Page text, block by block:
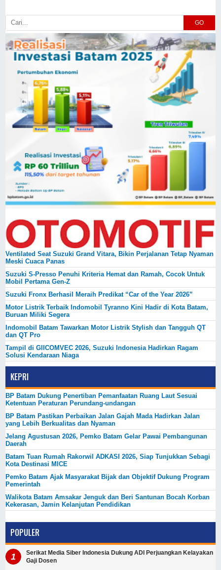
GO
Ventilated Seat Suzuki Grand Vitara, Bikin Perjalanan Tetap Nyaman
Meski Cuaca Panas
Suzuki S-Presso Penuhi Kriteria Hemat dan Ramah, Cocok Untuk
Mobil Pertama Gen-Z
Suzuki Fronx Berhasil Meraih Predikat “Car of the Year 2026”
Motor Listrik Terbaik Indomobil Tyranno Kini Hadir di Kota Batam,
Buruan Miliki Segera
Indomobil Batam Tawarkan Motor Listrik Stylish dan Tangguh QT
dan QT Pro
Tampil di GIICOMVEC 2026, Suzuki Indonesia Hadirkan Ragam
Solusi Kendaraan Niaga
KEPRI
BP Batam Dukung Penertiban Pemanfaatan Ruang Laut Sesuai
Ketentuan Peraturan Perundang-undangan
BP Batam Pastikan Perbaikan Jalan Gajah Mada Hadirkan Jalan
yang Lebih Berkualitas dan Nyaman
Jelang Agustusan 2026, Pemko Batam Gelar Pawai Pembangunan
Daerah
Batam Tuan Rumah Rakorwil ADKASI 2026, Siap Tunjukkan Sebagi
Kota Destinasi MICE
Pemko Batam Ajak Masyarakat Bijak dan Objektif Dukung Program
Pemerintah
Walikota Batam Amsakar Jenguk dan Beri Santunan Bocah Korban
Kekerasan, Jamin Kelanjutan Pendidikan
POPULER
Serikat Media Siber Indonesia Dukung ADI Perjuangkan Kelayakan
Gaji Dosen